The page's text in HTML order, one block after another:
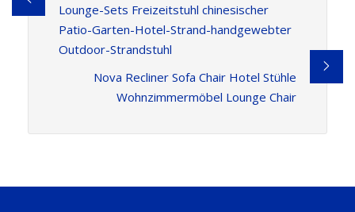
Lounge-Sets Freizeitstuhl chinesischer
Patio-Garten-Hotel-Strand-handgewebter
Outdoor-Strandstuhl
Nova Recliner Sofa Chair Hotel Stühle
Wohnzimmermöbel Lounge Chair